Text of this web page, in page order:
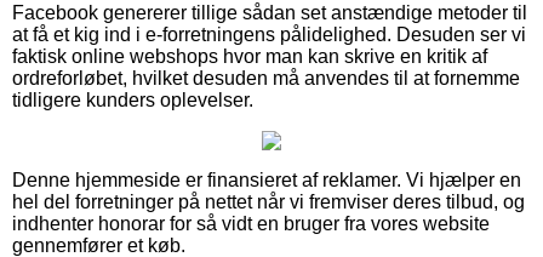
Facebook genererer tillige sådan set anstændige metoder til
at få et kig ind i e-forretningens pålidelighed. Desuden ser vi
faktisk online webshops hvor man kan skrive en kritik af
ordreforløbet, hvilket desuden må anvendes til at fornemme
tidligere kunders oplevelser.
Denne hjemmeside er finansieret af reklamer. Vi hjælper en
hel del forretninger på nettet når vi fremviser deres tilbud, og
indhenter honorar for så vidt en bruger fra vores website
gennemfører et køb.